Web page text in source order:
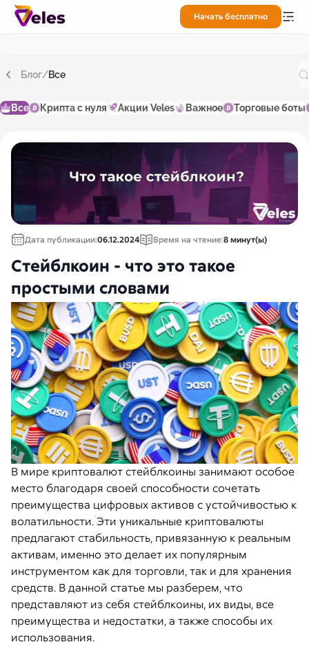
Начать бесплатно
Блог/Все
Все Крипта с нуля Акции Veles Важное Торговые боты
Дата публикации:06.12.2024 Время на чтение:8 минут(ы)
Стейблкоин - что это такое
простыми словами
В мире криптовалют стейблкоины занимают особое
место благодаря своей способности сочетать
преимущества цифровых активов с устойчивостью к
волатильности. Эти уникальные криптовалюты
предлагают стабильность, привязанную к реальным
активам, именно это делает их популярным
инструментом как для торговли, так и для хранения
средств. В данной статье мы разберем, что
представляют из себя стейблкоины, их виды, все
преимущества и недостатки, а также способы их
использования.